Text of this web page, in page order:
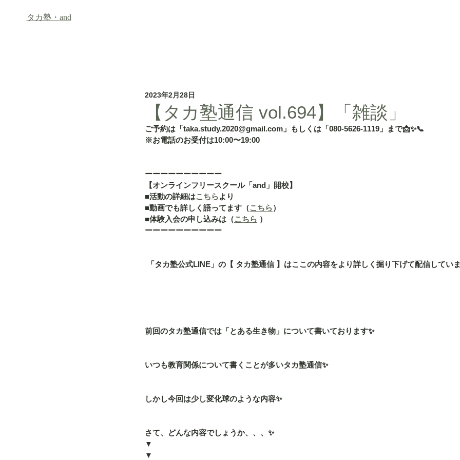
タカ塾・ and
【タカ塾通信 vol.694】「雑談」
2023年2月28日
ご予約は「taka.study.2020@gmail.com」もしくは「080-5626-1119」まで📩✨📞
※お電話のお受付は10:00〜19:00
ーーーーーーーーーー
【オンラインフリースクール「and」開校】
■活動の詳細はこちらより
■動画でも詳しく語ってます（こちら）
■体験入会の申し込みは（こちら ）
ーーーーーーーーーー
「タカ塾公式LINE」の【 タカ塾通信 】はここの内容をより詳しく掘り下げて配信してい
前回のタカ塾通信では「とある生き物」について書いております✨
いつも教育関係について書くことが多いタカ塾通信✨
しかし今回は少し変化球のような内容✨
さて、どんな内容でしょうか、、、✨
▼
▼